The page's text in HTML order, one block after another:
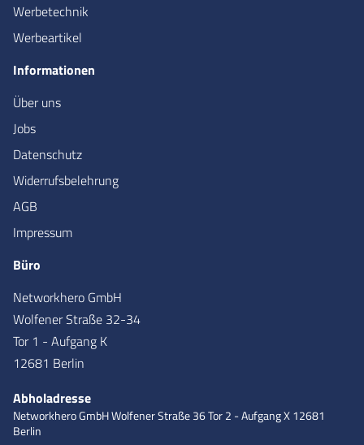
Werbetechnik
Werbeartikel
Informationen
Über uns
Jobs
Datenschutz
Widerrufsbelehrung
AGB
Impressum
Büro
Networkhero GmbH
Wolfener Straße 32-34
Tor 1 - Aufgang K
12681 Berlin
Abholadresse
Networkhero GmbHWolfener Straße 36Tor 2 - Aufgang X12681
Berlin